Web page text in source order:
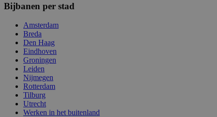
Bijbanen per stad
Amsterdam
Breda
Den Haag
Eindhoven
Groningen
Leiden
Nijmegen
Rotterdam
Tilburg
Utrecht
Werken in het buitenland